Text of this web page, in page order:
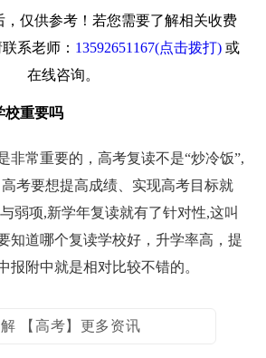
，仅供参考！若您需要了解相关收费
系老师： 13592651167(点击拨打)或
在线咨询。
校重要吗
非常重要的，高考复读不是“炒冷饭”,
考要想提高成绩、实现高考目标就
弱项,新学年复读就有了针对性,这叫
知道哪个复读学校好，升学率高，提
报附中就是相对比较不错的。
【高考】更多资讯